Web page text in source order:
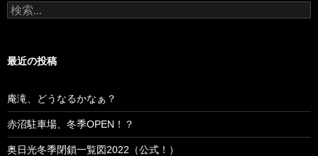
検
索:
最近の投稿
庵滝、どうなるかなぁ？
赤沼駐車場、冬季OPEN！？
奥日光冬季閉鎖一覧図2022（公式！）